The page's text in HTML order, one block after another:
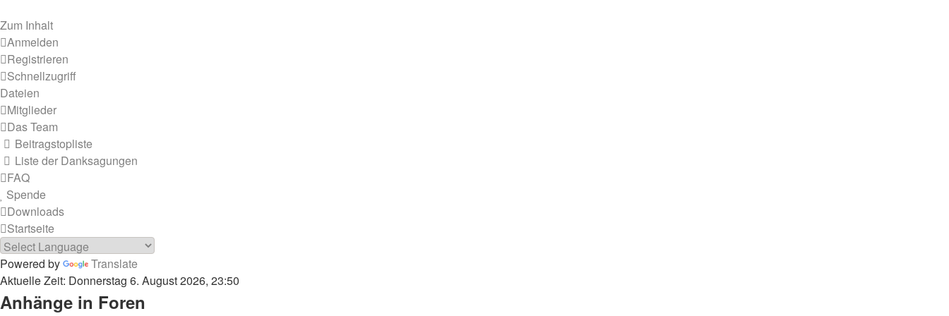
Zum Inhalt
Anmelden
Registrieren
Schnellzugriff
Dateien
Mitglieder
Das Team
Beitragstopliste
Liste der Danksagungen
FAQ
Spende
Downloads
Startseite
Powered by
Translate
Aktuelle Zeit: Donnerstag 6. August 2026, 23:50
Anhänge in Foren